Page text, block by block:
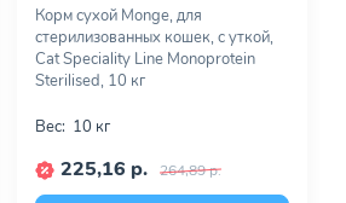
Корм сухой Monge, для
стерилизованных кошек, с уткой,
Cat Speciality Line Monoprotein
Sterilised, 10 кг
Вес: 10 кг
225,16 р. 264,89 р.